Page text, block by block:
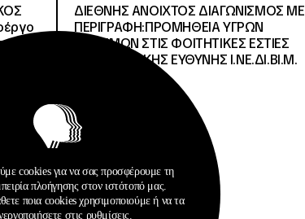
ΔΙΕΘΝΗΣ ΑΝΟΙΧΤΟΣ ΔΙΑΓΩΝΙΣΜΟΣ ΜΕ
ΠΕΡΙΓΡΑΦΗ:ΠΡΟΜΗΘΕΙΑ ΥΓΡΩΝ
ΚΑΥΣΙΜΩΝ ΣΤΙΣ ΦΟΙΤΗΤΙΚΕΣ ΕΣΤΙΕΣ
ΔΙΑΧΕΙΡΙΣΤΙΚΗΣ ΕΥΘΥΝΗΣ Ι.ΝΕ.ΔΙ.ΒΙ.Μ.
cookies για να σας προσφέρουμε τη
πλοήγησης στον ιστότοπό μας.
ποια cookies χρησιμοποιούμε ή να τα
στις ρυθμίσεις